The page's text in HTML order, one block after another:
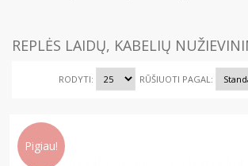
REPLĖS LAIDŲ, KABELIŲ
RŪŠIUOTI PAGAL:
RODYTI:
Pigiau!